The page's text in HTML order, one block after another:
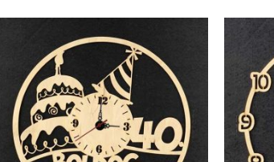
A
változatok
a
termékoldalon